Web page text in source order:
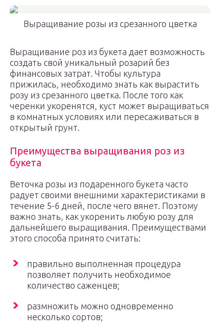
Выращивание розы из срезанного цветка
Выращивание роз из букета дает возможность
создать свой уникальный розарий без
финансовых затрат. Чтобы культура
прижилась, необходимо знать как вырастить
розу из срезанного цветка. После того как
черенки укоренятся, куст может выращиваться
в комнатных условиях или пересаживаться в
открытый грунт.
Преимущества выращивания роз из
букета
Веточка розы из подаренного букета часто
радует своими внешними характеристиками в
течение 5-6 дней, после чего вянет. Поэтому
важно знать, как укоренить любую розу для
дальнейшего выращивания. Преимуществами
этого способа принято считать:
правильно выполненная процедура
позволяет получить необходимое
количество саженцев;
размножить можно одновременно
несколько сортов;